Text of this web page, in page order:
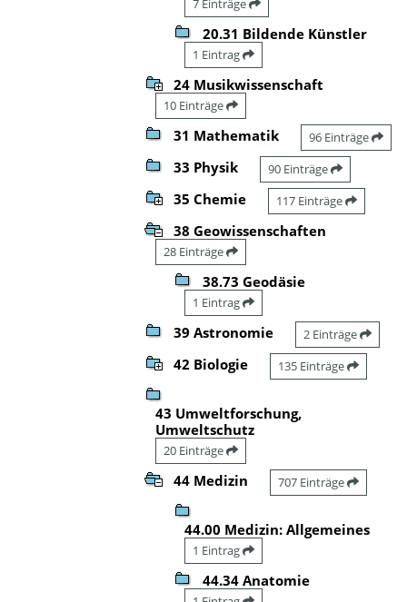
7 Einträge
20.31 Bildende Künstler
1 Eintrag
24 Musikwissenschaft
10 Einträge
31 Mathematik 96 Einträge
33 Physik 90 Einträge
35 Chemie 117 Einträge
38 Geowissenschaften
28 Einträge
38.73 Geodäsie
1 Eintrag
39 Astronomie 2 Einträge
42 Biologie 135 Einträge
43 Umweltforschung,
Umweltschutz
20 Einträge
44 Medizin 707 Einträge
44.00 Medizin: Allgemeines
1 Eintrag
44.34 Anatomie